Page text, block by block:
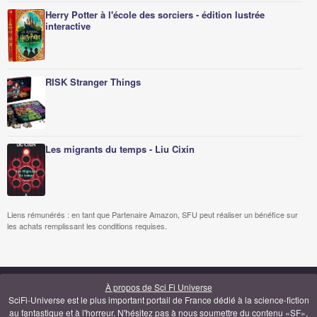
Herry Potter à l'école des sorciers - édition lustrée
interactive
RISK Stranger Things
Les migrants du temps - Liu Cixin
Liens rémunérés : en tant que Partenaire Amazon, SFU peut réaliser un bénéfice sur
les achats remplissant les conditions requises.
À propos de Sci Fi Universe
SciFi-Universe est le plus important portail de France dédié à la science-fiction
au fantastique et à l'horreur. N'hésitez pas à nous soumettre du contenu «SF»,